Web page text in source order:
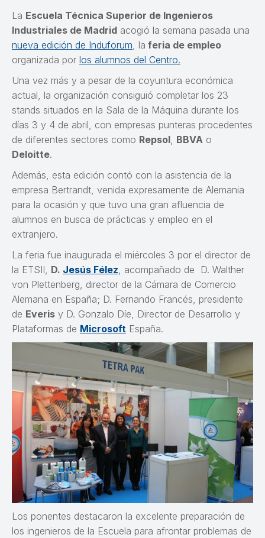
La Escuela Técnica Superior de Ingenieros
Industriales de Madrid acogió la semana pasada una
nueva edición de Induforum , la feria de empleo
organizada por los alumnos del Centro.
Una vez más y a pesar de la coyuntura económica
actual, la organización consiguió completar los 23
stands situados en la Sala de la Máquina durante los
días 3 y 4 de abril, con empresas punteras procedentes
de diferentes sectores como Repsol BBVA o
Deloitte.
Además, esta edición contó con la asistencia de la
empresa Bertrandt, venida expresamente de Alemania
para la ocasión y que tuvo una gran afluencia de
alumnos en busca de prácticas y empleo en el
extranjero.
La feria fue inaugurada el miércoles 3 por el director de
la ETSII, D. Jesús Félez , acompañado de D. Walther
von Plettenberg, director de la Cámara de Comercio
Alemana en España; D. Fernando Francés, presidente
de Everis y D. Gonzalo Díe, Director de Desarrollo y
Plataformas de Microsoft España.
Los ponentes destacaron la excelente preparación de
los ingenieros de la Escuela para afrontar problemas de